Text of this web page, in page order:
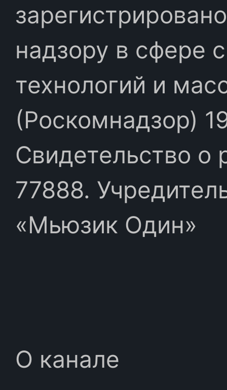
надзору в сфере
технологий и
(Роскомнадзор)
Свидетельство
77888.
«Мьюзик Один»
О канале